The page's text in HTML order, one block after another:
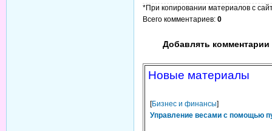
*При копировании материалов с
Всего комментариев: 0
Добавлять комментарии
Новые материалы
[Бизнес и финансы]
Управление весами с помощью